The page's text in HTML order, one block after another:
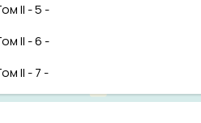
II - 5 -
II - 6 -
II - 7 -
II - 8 -